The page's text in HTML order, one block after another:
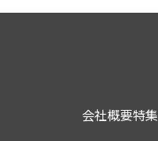
会社概要特集